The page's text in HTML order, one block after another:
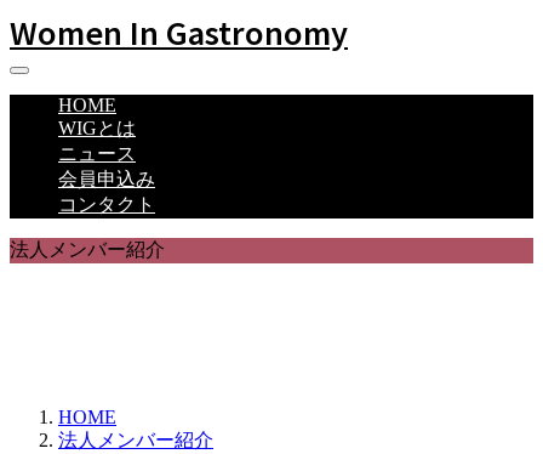
Women In Gastronomy
HOME
WIGとは
ニュース
会員申込み
コンタクト
法人メンバー紹介
HOME
法人メンバー紹介